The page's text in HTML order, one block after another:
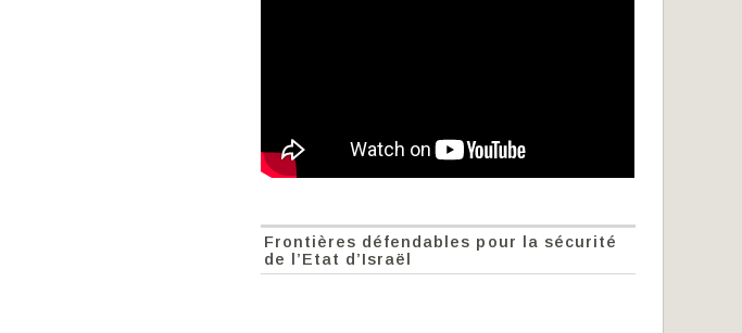
Frontières défendables pour la sécurité
de l’Etat d’Israël